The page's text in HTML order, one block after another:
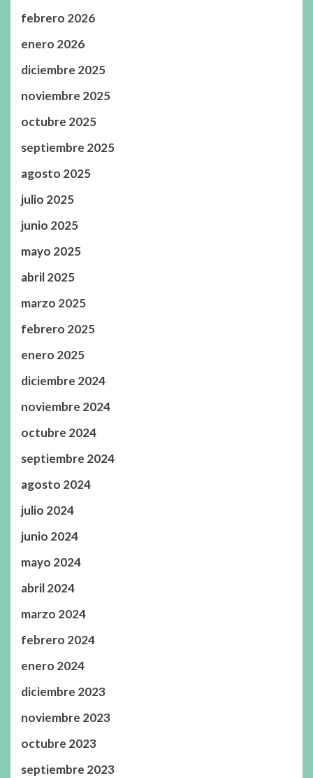
febrero 2026
enero 2026
diciembre 2025
noviembre 2025
octubre 2025
septiembre 2025
agosto 2025
julio 2025
junio 2025
mayo 2025
abril 2025
marzo 2025
febrero 2025
enero 2025
diciembre 2024
noviembre 2024
octubre 2024
septiembre 2024
agosto 2024
julio 2024
junio 2024
mayo 2024
abril 2024
marzo 2024
febrero 2024
enero 2024
diciembre 2023
noviembre 2023
octubre 2023
septiembre 2023